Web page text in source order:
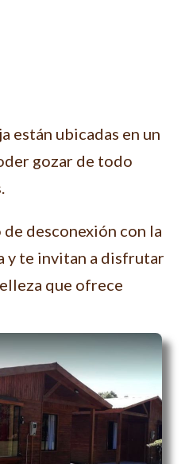
están ubicadas en un
gozar de todo
desconexión con la
y te invitan a disfrutar
que ofrece